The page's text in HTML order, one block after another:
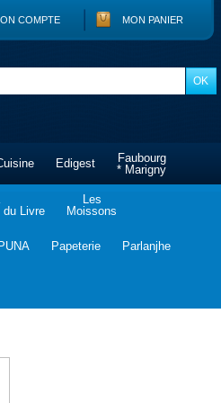
COMPTE MON PANIER
Edigest
Faubourg
* Marigny
du Livre
Les
Moissons
Papeterie Parlanjhe